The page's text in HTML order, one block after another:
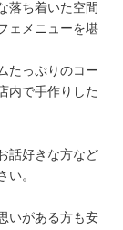
落ち着いた空間
ェメニューを堪
たっぷりのコー
内で手作りした
話好きな方など
。
いがある方も安